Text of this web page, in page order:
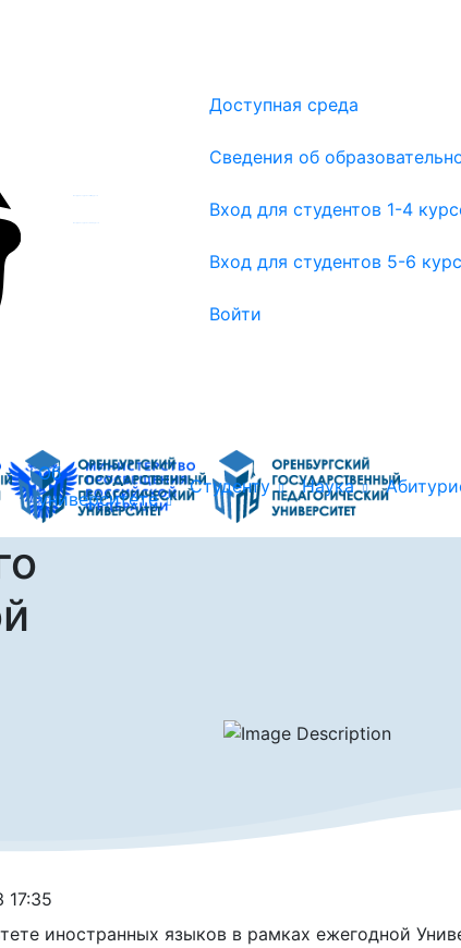
Доступная среда
Сведения об
Вход для студентов 1-4
Вход для студентов 5-6
Войти
Об
университете
Студенту Наука
17:35
иностранных языков в рамках ежегодной